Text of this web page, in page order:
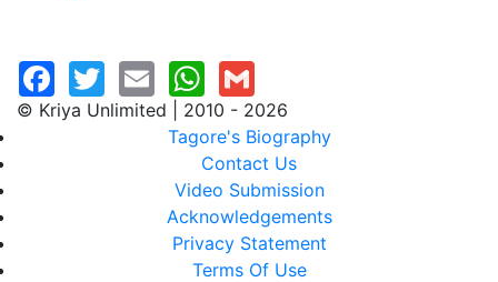
© Kriya Unlimited | 2010 - 2026
Tagore's Biography
Contact Us
Video Submission
Acknowledgements
Privacy Statement
Terms Of Use